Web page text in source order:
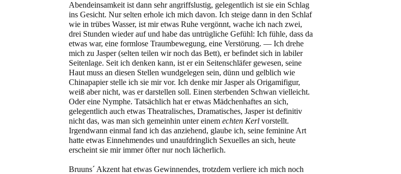
Abendeinsamkeit ist dann sehr angriffslustig, gelegentlich ist sie ein Schlag
ins Gesicht. Nur selten erhole ich mich davon. Ich steige dann in den Schlaf
wie in trübes Wasser, ist mir etwas Ruhe vergönnt, wache ich nach zwei,
drei Stunden wieder auf und habe das untrügliche Gefühl: Ich fühle, dass da
etwas war, eine formlose Traumbewegung, eine Verstörung. –– Ich drehe
mich zu Jasper (selten teilen wir noch das Bett), er befindet sich in labiler
Seitenlage. Seit ich denken kann, ist er ein Seitenschläfer gewesen, seine
Haut muss an diesen Stellen wundgelegen sein, dünn und gelblich wie
Chinapapier stelle ich sie mir vor. Ich denke mir Jasper als Origamifigur,
weiß aber nicht, was er darstellen soll. Einen sterbenden Schwan vielleicht.
Oder eine Nymphe. Tatsächlich hat er etwas Mädchenhaftes an sich,
gelegentlich auch etwas Theatralisches, Dramatisches, Jasper ist definitiv
nicht das, was man sich gemeinhin unter einem echten Kerl vorstellt.
Irgendwann einmal fand ich das anziehend, glaube ich, seine feminine Art
hatte etwas Einnehmendes und unaufdringlich Sexuelles an sich, heute
erscheint sie mir immer öfter nur noch lächerlich.
Bruuns´ Akzent hat etwas Gewinnendes, trotzdem verliere ich mich noch